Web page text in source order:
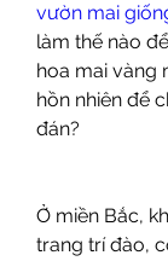
vườn mai
làm thế nào
hoa mai vàng
hồn nhiên để
đán?
Ở miền Bắc,
trang trí đào,